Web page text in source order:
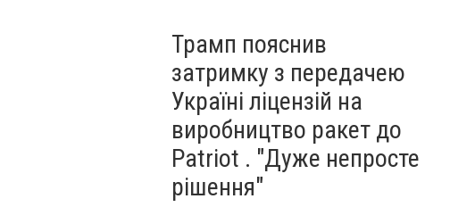
Трамп пояснив
затримку з передачею
Україні ліцензій на
виробництво ракет до
Patriot . "Дуже непросте
рішення"